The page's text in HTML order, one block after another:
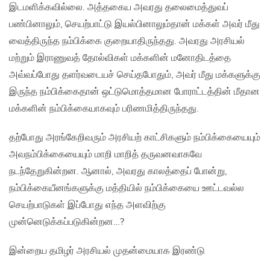
இடமளிக்கவில்லை. அத்தகைய அவரது தலைமைத்துவப்
பண்பினாலும், செயற்பாட்டு இயல்பினாலும்தான் மக்கள் அவர் மீது
வைத்திருந்த நம்பிக்கை குறையாதிருந்தது. அவரது அரசியல்
மற்றும் இராணுவத் தோல்விகள் மக்களின் மனோதிடத்தை
அவ்வப்போது தளர்வடையச் செய்தபோதும், அவர் மீது மக்களுக்கு
இருந்த நம்பிக்கைதான் ஒட்டுமொத்தமான போராட்டத்தின் மீதான
மக்களின் நம்பிக்கையாகவும் பரிணமித்திருந்தது.
தற்போது அரங்கேறிவரும் அரசியற் காட்சிகளும் நம்பிக்கையையும்
அவநம்பிக்கையையும் மாறி மாறித் தருவனவாகவே
நடந்தேறுகின்றன. ஆனால், அவரது காலத்தைப் போன்று,
நம்பிக்கையீனங்களுக்கு மத்தியில் நம்பிக்கையை ஊட்டவல்ல
செயற்பாடுகள் இப்போது எந்த அளவிற்கு
முன்னெடுக்கப்படுகின்றன…?
இன்றைய தமிழர் அரசியல் முதன்மையாக இரண்டு